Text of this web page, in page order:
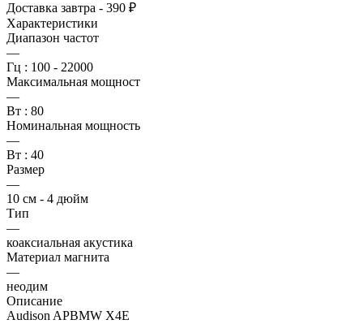
Доставка завтра - 390 ₽
Характеристики
Диапазон частот
—
Гц : 100 - 22000
Максимальная мощност
—
Вт : 80
Номинальная мощность
—
Вт : 40
Размер
—
10 см - 4 дюйм
Тип
—
коаксиальная акустика
Материал магнита
—
неодим
Описание
Audison APBMW X4E